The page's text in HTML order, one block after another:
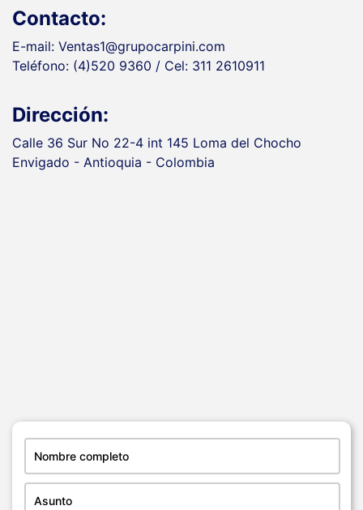
Contacto:
E-mail: Ventas1@grupocarpini.com
Teléfono: (4)520 9360 / Cel: 311 2610911
Dirección:
Calle 36 Sur No 22-4 int 145 Loma del Chocho
Envigado - Antioquia - Colombia